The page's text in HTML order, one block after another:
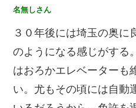
名無しさん
３０年後には埼玉の奥に
のようになる感じがする
はおろかエレベーターも
い。尤もその頃には自動